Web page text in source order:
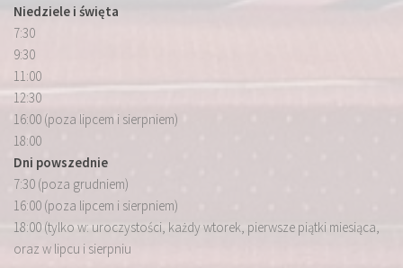
Niedziele i święta
7:30
9:30
11:00
12:30
16:00 (poza lipcem i sierpniem)
18:00
Dni powszednie
7:30 (poza grudniem)
16:00 (poza lipcem i sierpniem)
18:00 (tylko w: uroczystości, każdy wtorek, pierwsze piątki miesiąca,
oraz w lipcu i sierpniu